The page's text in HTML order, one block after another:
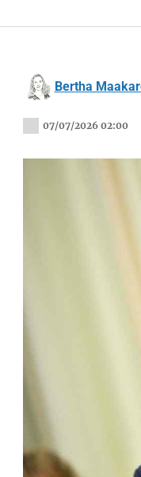
Bertha
07/07/2026 02:00